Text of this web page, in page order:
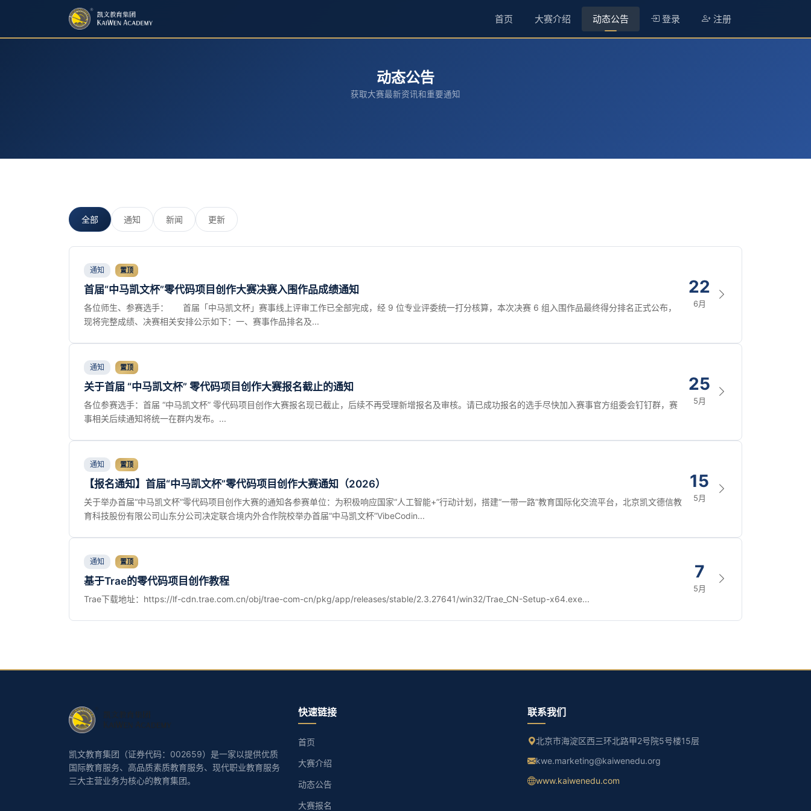
首页 大赛介绍 动态公告 登录 注册
动态公告
获取大赛最新资讯和重要通知
全部 通知 新闻 更新
通知 置顶
首届“中马凯文杯”零代码项目创作大赛决赛入围作品成绩通知
各位师生、参赛选手： 首届「中马凯文杯」赛事线上评审工作已全部完成，经 9 位专业评委统一打分核算，本次决赛 6 组入围作品最终得分排名正式公布，
现将完整成绩、决赛相关安排公示如下：一、赛事作品排名及...
22
6月
通知 置顶
关于首届 “中马凯文杯” 零代码项目创作大赛报名截止的通知
各位参赛选手：首届 “中马凯文杯” 零代码项目创作大赛报名现已截止，后续不再受理新增报名及审核。请已成功报名的选手尽快加入赛事官方组委会钉钉群，赛
事相关后续通知将统一在群内发布。...
25
5月
通知 置顶
【报名通知】首届“中马凯文杯”零代码项目创作大赛通知（2026）
关于举办首届“中马凯文杯”零代码项目创作大赛的通知各参赛单位：为积极响应国家“人工智能+”行动计划，搭建“一带一路”教育国际化交流平台，北京凯文德信教
育科技股份有限公司山东分公司决定联合境内外合作院校举办首届“中马凯文杯”VibeCodin...
15
5月
通知 置顶
基于Trae的零代码项目创作教程
Trae下载地址：https://lf-cdn.trae.com.cn/obj/trae-com-cn/pkg/app/releases/stable/2.3.27641/win32/Trae_CN-Setup-x64.exe...
7
5月
凯文教育集团（证券代码：002659）是一家以提供优质
国际教育服务、高品质素质教育服务、现代职业教育服务
三大主营业务为核心的教育集团。
快速链接
首页
大赛介绍
动态公告
大赛报名
联系我们
北京市海淀区西三环北路甲2号院5号楼15层
kwe.marketing@kaiwenedu.org
www.kaiwenedu.com